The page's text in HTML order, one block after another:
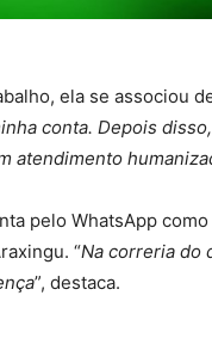
ela se associou
conta. Depois
atendimento
pelo WhatsApp
“Na correria do
”, destaca.